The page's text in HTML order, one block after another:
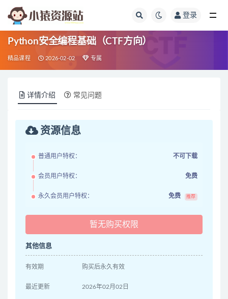
登录
Python安全编程基础（CTF方向）
精品课程 2026-02-02 专属
详情介绍 常见问题
资源信息
普通用户特权： 不可下载
会员用户特权： 免费
永久会员用户特权： 免费 推荐
暂无购买权限
其他信息
有效期 购买后永久有效
最近更新 2026年02月02日